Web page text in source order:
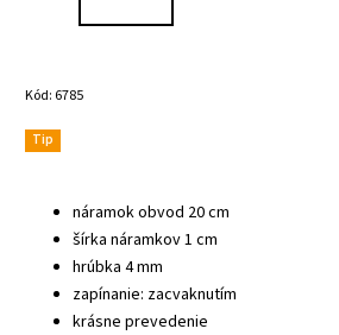
Kód: 6785
Tip
náramok obvod 20 cm
šírka náramkov 1 cm
hrúbka 4 mm
zapínanie: zacvaknutím
krásne prevedenie